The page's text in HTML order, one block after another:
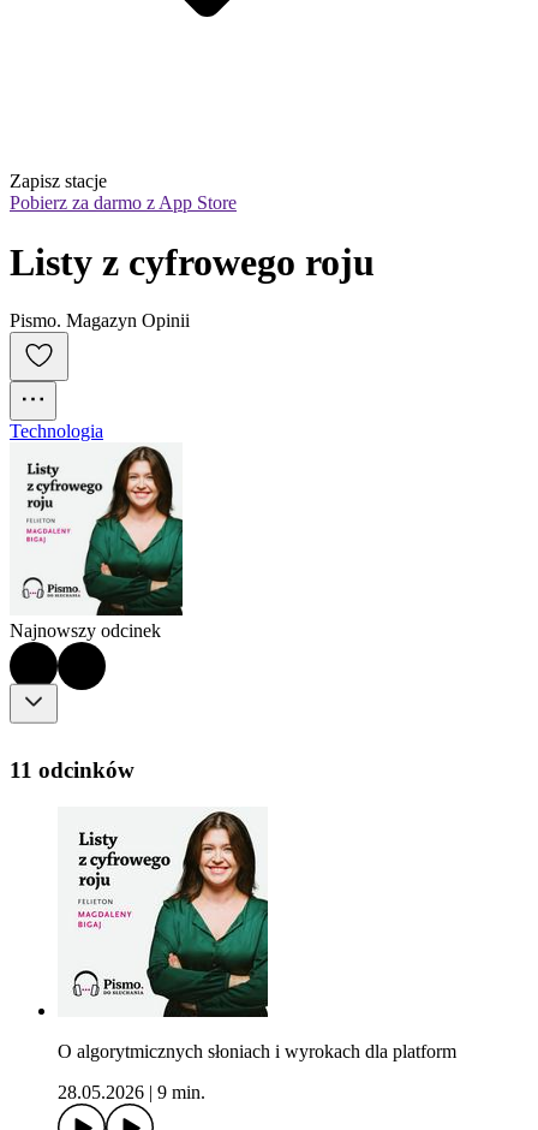
Zapisz stacje
Pobierz za darmo z App Store
Listy z cyfrowego roju
Pismo. Magazyn Opinii
Technologia
Najnowszy odcinek
11 odcinków
O algorytmicznych słoniach i wyrokach dla platform
28.05.2026 | 9 min.